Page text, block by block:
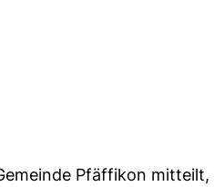
Pfäffikon